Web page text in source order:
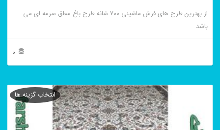
از بهترین طرح های فرش ماشینی ۷۰۰ شانه طرح باغ معلق سرمه ای می
باشد
0
محصول
انتخاب گزینه ها